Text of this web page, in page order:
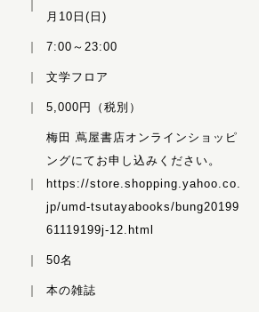
月10日(日)
7:00～23:00
文学フロア
5,000円（税別）
梅田 蔦屋書店オンラインショッピ
ングにてお申し込みください。
https://store.shopping.yahoo.co.
jp/umd-tsutayabooks/bung20199
61119199j-12.html
50名
本の雑誌